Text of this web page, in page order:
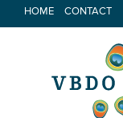
Spring
naar
HOME CONTACT